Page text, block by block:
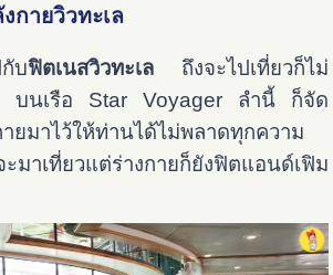
กายวิวทะเล
บฟิตเนสวิวทะเล ถึงจะไปเที่ยวก็ไม่
บนเรือ Star Voyager ลำนี้ ก็จัด
ยมาไว้ให้ท่านได้ไม่พลาดทุกความ
าเที่ยวแต่ร่างกายก็ยังฟิตแอนด์เฟิม